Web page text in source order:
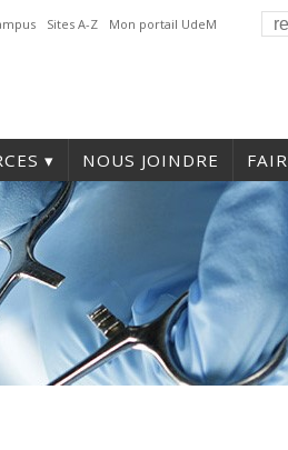
Sites A-Z Mon portail UdeM
NOUS JOINDRE